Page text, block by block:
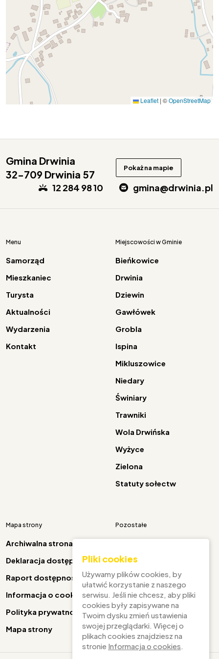
Leaflet | ©OpenStreetMap
Gmina Drwinia
32-709 Drwinia 57
Pokaż na mapie
12 284 98 10 gmina@drwinia.pl
Menu
Samorząd
Mieszkaniec
Turysta
Aktualności
Wydarzenia
Kontakt
Miejscowości w Gminie
Bieńkowice
Drwinia
Dziewin
Gawłówek
Grobla
Ispina
Mikluszowice
Niedary
Świniary
Trawniki
Wola Drwińska
Wyżyce
Zielona
Statuty sołectw
Mapa strony
Archiwalna strona
Deklaracja dostępności
Raport dostępności
Informacja o cookies
Polityka prywatności
Mapa strony
Pozostałe
Facebook
Pliki cookies
Używamy plików cookies, by
ułatwić korzystanie z naszego
serwisu. Jeśli nie chcesz, aby pliki
cookies były zapisywane na
Twoim dysku zmień ustawienia
swojej przeglądarki. Więcej o
plikach cookies znajdziesz na
stronie Informacja o cookies.